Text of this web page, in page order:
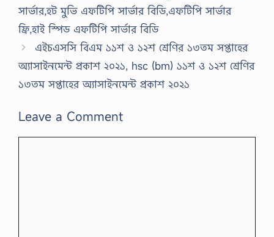
সার্ভার,হট মুভি এফটিপি সার্ভার বিডি,এফটিপি সার্ভার
ফ্রি,হাই স্পিড এফটিপি সার্ভার বিডি
এইচএসসি বিএম ১১শ ও ১২শ শ্রেণির ১৩তম সপ্তাহের
অ্যাসাইনমেন্ট প্রকাশ ২০২১, hsc (bm) ১১শ ও ১২শ শ্রেণির
১৩তম সপ্তাহের অ্যাসাইনমেন্ট প্রকাশ ২০২১
Leave a Comment